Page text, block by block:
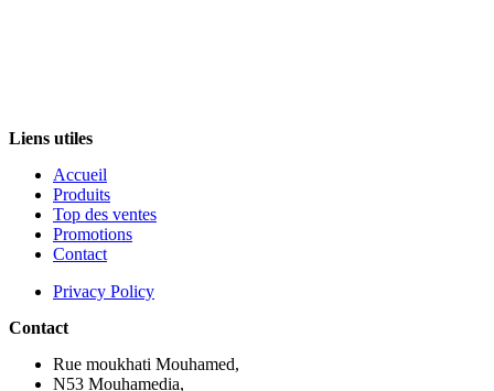
Liens utiles
Accueil
Produits
Top des ventes
Promotions
Contact
Privacy Policy
Contact
Rue moukhati Mouhamed,
N53 Mouhamedia,